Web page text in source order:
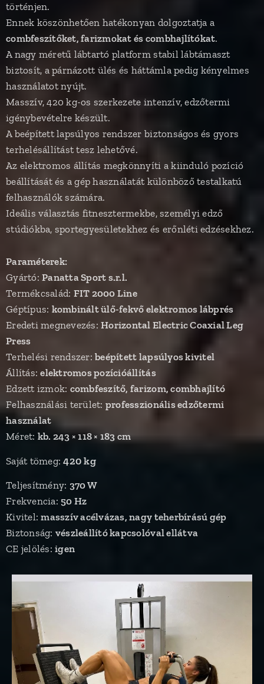
történjen.
Ennek köszönhetően hatékonyan dolgoztatja a
combfeszítőket, farizmokat és combhajlítókat.
A nagy méretű lábtartó platform stabil lábtámaszt
biztosít, a párnázott ülés és háttámla pedig kényelmes
használatot nyújt.
Masszív, 420 kg-os szerkezete intenzív, edzőtermi
igénybevételre készült.
A beépített lapsúlyos rendszer biztonságos és gyors
terhelésállítást tesz lehetővé.
Az elektromos állítás megkönnyíti a kiinduló pozíció
beállítását és a gép használatát különböző testalkatú
felhasználók számára.
Ideális választás fitnesztermekbe, személyi edző
stúdiókba, sportegyesületekhez és erőnléti edzésekhez.
Paraméterek:
Gyártó:Panatta Sport s.r.l.
Termékcsalád: FIT 2000 Line
Géptípus: kombinált ülő-fekvő elektromos lábprés
Eredeti megnevezés:Horizontal Electric Coaxial Leg
Press
Terhelési rendszer:beépített lapsúlyos kivitel
Állítás:elektromos pozícióállítás
Edzett izmok: combfeszítő, farizom, combhajlító
Felhasználási terület: professzionális edzőtermi
használat
Méret: kb. 243 × 118 × 183 cm
Saját tömeg:420 kg
Teljesítmény: 370 W
Frekvencia:50 Hz
Kivitel:masszív acélvázas, nagy teherbírású gép
Biztonság: vészleállító kapcsolóval ellátva
CE jelölés:igen